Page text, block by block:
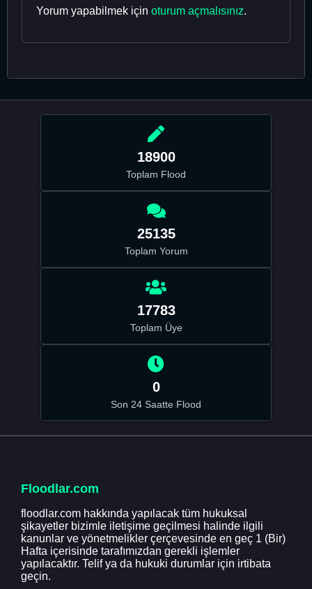
Yorum yapabilmek için oturum açmalısınız.
18900
Toplam Flood
25135
Toplam Yorum
17783
Toplam Üye
0
Son 24 Saatte Flood
Floodlar.com
floodlar.com hakkında yapılacak tüm hukuksal
şikayetler bizimle iletişime geçilmesi halinde ilgili
kanunlar ve yönetmelikler çerçevesinde en geç 1 (Bir)
Hafta içerisinde tarafımızdan gerekli işlemler
yapılacaktır. Telif ya da hukuki durumlar için irtibata
geçin.